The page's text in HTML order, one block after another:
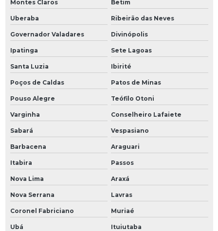
Montes Claros Betim
Uberaba Ribeirão das Neves
Governador Valadares Divinópolis
Ipatinga Sete Lagoas
Santa Luzia Ibirité
Poços de Caldas Patos de Minas
Pouso Alegre Teófilo Otoni
Varginha Conselheiro Lafaiete
Sabará Vespasiano
Barbacena Araguari
Itabira Passos
Nova Lima Araxá
Nova Serrana Lavras
Coronel Fabriciano Muriaé
Ubá Ituiutaba